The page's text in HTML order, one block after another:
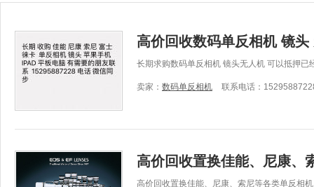
高价回收数码单反相机 镜
长期求购数码单反相机 镜头无人机 可以抵押
卖家： 数码单反相机 联系电话：
高价回收置换佳能、尼康、
高价回收置换佳能、尼康、索尼等各类单反相